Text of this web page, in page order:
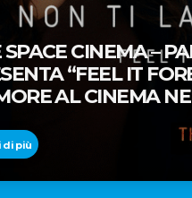
SPACE CINEMA –
“FEEL IT
AL CINEMA
PREMIO
di più